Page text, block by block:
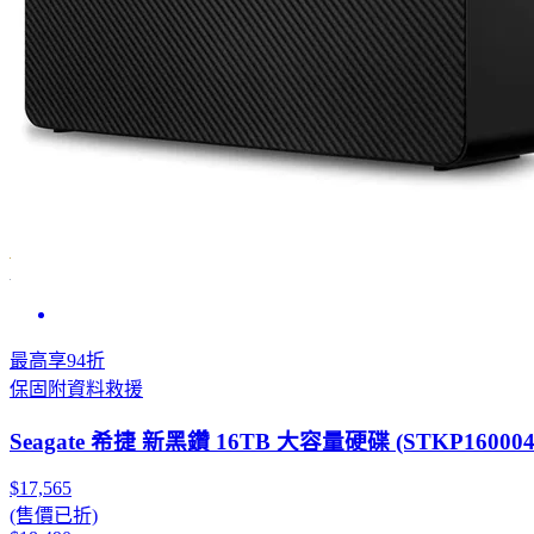
最高享94折
保固附資料救援
Seagate 希捷 新黑鑽 16TB 大容量硬碟
$17,565
(售價已折)